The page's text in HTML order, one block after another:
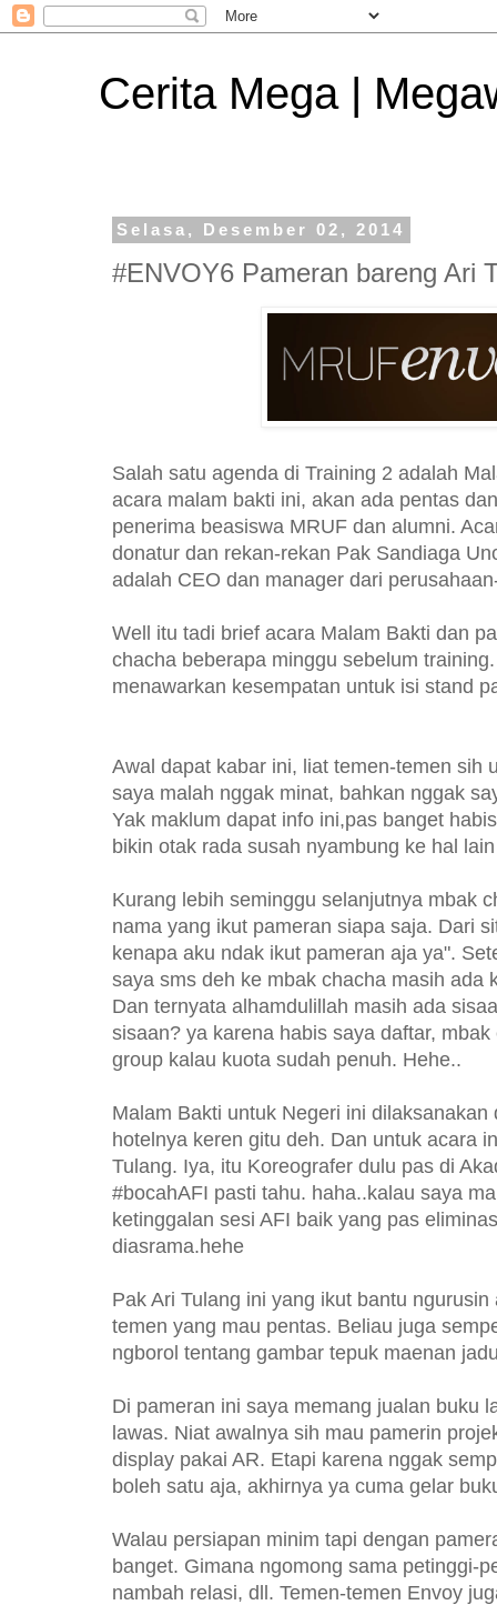
Cerita Mega |
Selasa, Desember 02, 2014
#ENVOY6 Pameran bareng Ari
Salah satu agenda di Training 2 adalah
acara malam bakti ini, akan ada pentas
penerima beasiswa MRUF dan alumni.
donatur dan rekan-rekan Pak Sandiaga
adalah CEO dan manager dari
Well itu tadi brief acara Malam Bakti dan
chacha beberapa minggu sebelum
menawarkan kesempatan untuk isi stand
Awal dapat kabar ini, liat temen-temen sih
saya malah nggak minat, bahkan nggak
Yak maklum dapat info ini,pas banget
bikin otak rada susah nyambung ke hal
Kurang lebih seminggu selanjutnya mbak
nama yang ikut pameran siapa saja. Dari
kenapa aku ndak ikut pameran aja ya".
saya sms deh ke mbak chacha masih ada
Dan ternyata alhamdulillah masih ada
sisaan? ya karena habis saya daftar,
group kalau kuota sudah penuh. Hehe..
Malam Bakti untuk Negeri ini
hotelnya keren gitu deh. Dan untuk acara
Tulang. Iya, itu Koreografer dulu pas di
#bocahAFI pasti tahu. haha..kalau saya
ketinggalan sesi AFI baik yang pas
diasrama.hehe
Pak Ari Tulang ini yang ikut bantu
temen yang mau pentas. Beliau juga
ngborol tentang gambar tepuk maenan
Di pameran ini saya memang jualan buku
lawas. Niat awalnya sih mau pamerin
display pakai AR. Etapi karena nggak
boleh satu aja, akhirnya ya cuma gelar
Walau persiapan minim tapi dengan
banget. Gimana ngomong sama petinggi-
nambah relasi, dll. Temen-temen Envoy